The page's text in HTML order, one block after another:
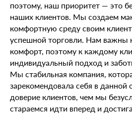
поэтому, наш приоритет — это
наших клиентов. Мы создаем
комфортную среду своим
успешной торговли. Нам важны
комфорт, поэтому к каждому
индивидуальный подход и
Мы стабильная компания,
зарекомендовала себя в данной
доверие клиентов, чем мы
стараемся идти вперед и